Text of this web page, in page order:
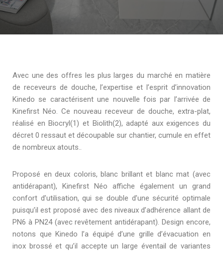
Avec une des offres les plus larges du marché en matière
de receveurs de douche, l’expertise et l’esprit d’innovation
Kinedo se caractérisent une nouvelle fois par l’arrivée de
Kinefirst Néo. Ce nouveau receveur de douche, extra-plat,
réalisé en Biocryl(1) et Biolith(2), adapté aux exigences du
décret 0 ressaut et découpable sur chantier, cumule en effet
de nombreux atouts..
Proposé en deux coloris, blanc brillant et blanc mat (avec
antidérapant), Kinefirst Néo affiche également un grand
confort d’utilisation, qui se double d’une sécurité optimale
puisqu’il est proposé avec des niveaux d’adhérence allant de
PN6 à PN24 (avec revêtement antidérapant). Design encore,
notons que Kinedo l’a équipé d’une grille d’évacuation en
inox brossé et qu’il accepte un large éventail de variantes